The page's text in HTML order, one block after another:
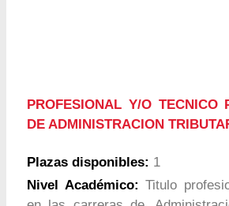
PROFESIONAL Y/O TECNICO
DE ADMINISTRACION
Plazas disponibles: 1
Nivel Académico: Titulo